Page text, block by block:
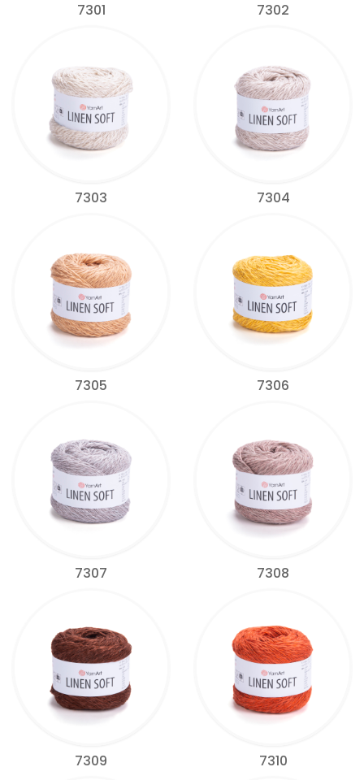
7301 7302
7303 7304
7305 7306
7307 7308
7309 7310